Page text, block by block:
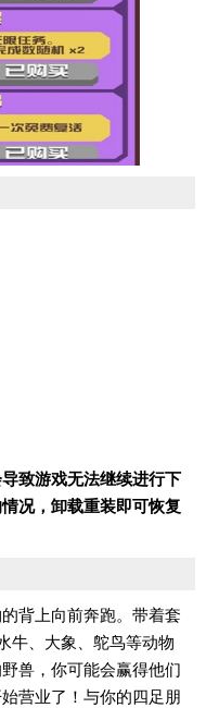
致游戏无法继续进行下
况，卸载重装即可恢复
背上向前奔跑。带着套
牛、大象、鸵鸟等动物
兽，你可能会赢得他们
营业了！与你的四足朋